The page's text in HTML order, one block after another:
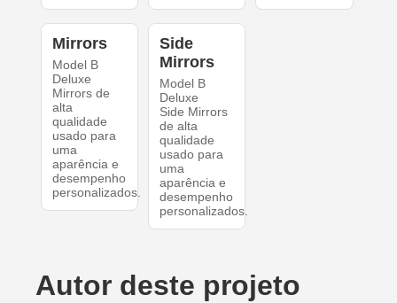
Mirrors
Model B
Deluxe
Mirrors de
alta
qualidade
usado para
uma
aparência e
desempenho
personalizados.
Side
Mirrors
Model B
Deluxe
Side Mirrors
de alta
qualidade
usado para
uma
aparência e
desempenho
personalizados.
Autor deste projeto